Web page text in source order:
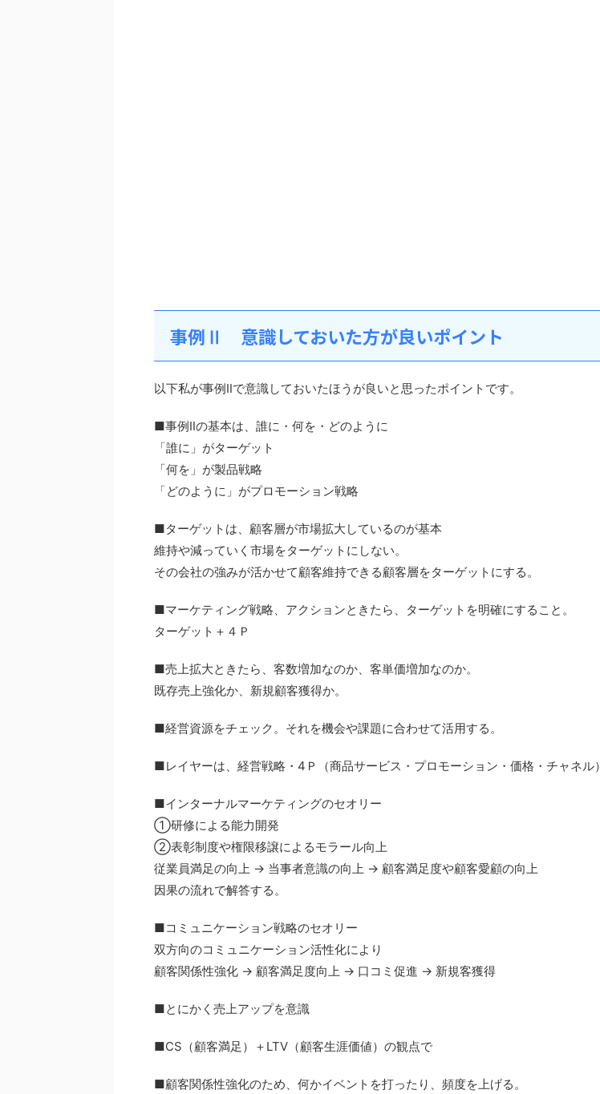
事例Ⅱ 意識しておいた方が良いポイント
以下私が事例Ⅱで意識しておいたほうが良いと思ったポイントです。
■事例Ⅱの基本は、誰に・何を・どのように
「誰に」がターゲット
「何を」が製品戦略
「どのように」がプロモーション戦略
■ターゲットは、顧客層が市場拡大しているのが基本
維持や減っていく市場をターゲットにしない。
その会社の強みが活かせて顧客維持できる顧客層をターゲットにする。
■マーケティング戦略、アクションときたら、ターゲットを明確にすること。
ターゲット＋４Ｐ
■売上拡大ときたら、客数増加なのか、客単価増加なのか。
既存売上強化か、新規顧客獲得か。
■経営資源をチェック。それを機会や課題に合わせて活用する。
■レイヤーは、経営戦略・4Ｐ（商品サービス・プロモーション・価格・チャネル）
■インターナルマーケティングのセオリー
①研修による能力開発
②表彰制度や権限移譲によるモラール向上
従業員満足の向上 → 当事者意識の向上 → 顧客満足度や顧客愛顧の向上
因果の流れで解答する。
■コミュニケーション戦略のセオリー
双方向のコミュニケーション活性化により
顧客関係性強化 → 顧客満足度向上 → 口コミ促進 → 新規客獲得
■とにかく売上アップを意識
■CS（顧客満足）＋LTV（顧客生涯価値）の観点で
■顧客関係性強化のため、何かイベントを打ったり、頻度を上げる。